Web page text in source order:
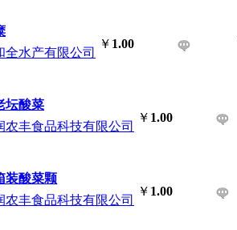
全水产有限公司
￥ 1.00
坛酸菜
农丰食品科技有限公司
￥ 1.00
装酸菜颗
农丰食品科技有限公司
￥ 1.00